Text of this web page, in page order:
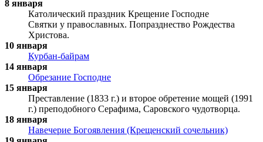
8 января
Католический праздник Крещение Господне
Святки у православных. Попразднество Рождества
Христова.
10 января
Курбан-байрам
14 января
Обрезание Господне
15 января
Преставление (1833 г.) и второе обретение мощей (1991
г.) преподобного Серафима, Саровского чудотворца.
18 января
Навечерие Богоявления (Крещенский сочельник)